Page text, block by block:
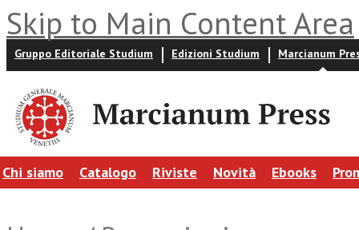
Skip to Main Content Area
Gruppo Editoriale Studium Edizioni Studium Marcianum
Chi siamo Catalogo Riviste Novità Ebooks